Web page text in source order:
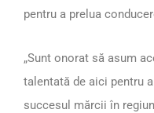
pentru a prelua
„Sunt onorat să asum
talentată de aici pentru
succesul mărcii în